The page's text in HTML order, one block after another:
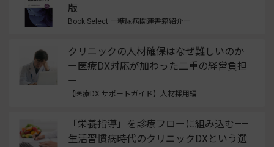
版
Book Select ー糖尿病関連書籍紹介ー
クリニックの人材確保はなぜ難しいのか
ー医療DX対応が加わった二重の経営負担
ー
【医療DX サポートガイド】人材採用編
「栄養指導」を診療フローに組み込む——
生活習慣病時代のクリニックDXという選